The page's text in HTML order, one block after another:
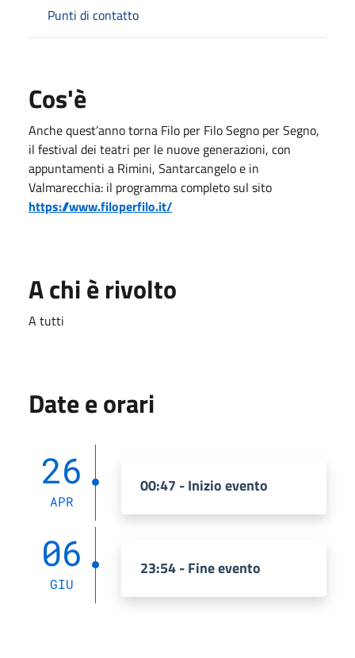
Punti di contatto
Cos'è
Anche quest’anno torna Filo per Filo Segno per Segno,
il festival dei teatri per le nuove generazioni, con
appuntamenti a Rimini, Santarcangelo e in
Valmarecchia: il programma completo sul sito
https://www.filoperfilo.it/
A chi è rivolto
A tutti
Date e orari
26
APR
00:47 - Inizio evento
06
GIU
23:54 - Fine evento